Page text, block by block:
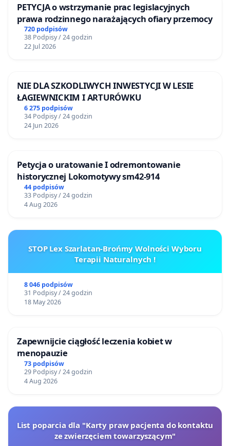
PETYCJA o wstrzymanie prac legislacyjnych
prawa rodzinnego narażających ofiary przemocy
720 podpisów
38 Podpisy / 24 godzin
22 Jul 2026
NIE DLA SZKODLIWYCH INWESTYCJI W LESIE
ŁAGIEWNICKIM I ARTURÓWKU
6 275 podpisów
34 Podpisy / 24 godzin
24 Jun 2026
Petycja o uratowanie I odremontowanie
historycznej Lokomotywy sm42-914
44 podpisów
33 Podpisy / 24 godzin
4 Aug 2026
STOP Lex Szarlatan-Brońmy Wolności Wyboru
Terapii Naturalnych !
8 046 podpisów
31 Podpisy / 24 godzin
18 May 2026
Zapewnijcie ciągłość leczenia kobiet w
menopauzie
73 podpisów
29 Podpisy / 24 godzin
4 Aug 2026
List poparcia dla "Karty praw pacjenta do kontaktu
ze zwierzęciem towarzyszącym"